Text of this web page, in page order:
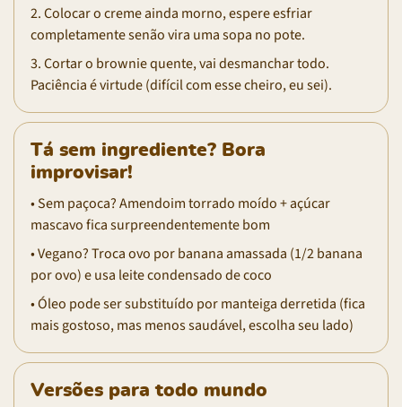
2. Colocar o creme ainda morno, espere esfriar
completamente senão vira uma sopa no pote.
3. Cortar o brownie quente, vai desmanchar todo.
Paciência é virtude (difícil com esse cheiro, eu sei).
Tá sem ingrediente? Bora
improvisar!
• Sem paçoca? Amendoim torrado moído + açúcar
mascavo fica surpreendentemente bom
• Vegano? Troca ovo por banana amassada (1/2 banana
por ovo) e usa leite condensado de coco
• Óleo pode ser substituído por manteiga derretida (fica
mais gostoso, mas menos saudável, escolha seu lado)
Versões para todo mundo